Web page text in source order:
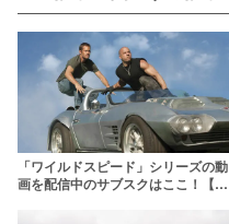
「ワイルドスピード」シリーズの動
画を配信中のサブスクはここ！【無